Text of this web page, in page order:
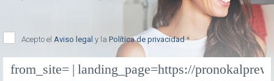
Acepto el Aviso legal y la Política de privacidad *